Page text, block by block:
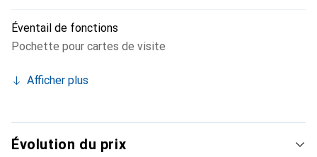
Éventail de fonctions
Pochette pour cartes de visite
Afficher plus
Évolution du prix